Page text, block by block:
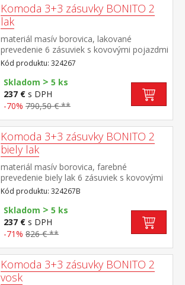
Komoda 3+3 zásuvky BONITO 2
lak
materiál masív borovica, lakované
prevedenie 6 zásuviek s kovovými pojazdmi
Kód produktu: 324267
Skladom > 5 ks
237 € s DPH
-70% 790,50 € **
Komoda 3+3 zásuvky BONITO 2
biely lak
materiál masív borovica, farebné
prevedenie biely lak 6 zásuviek s kovovými
pojazdmi
Kód produktu: 324267B
Skladom > 5 ks
237 € s DPH
-71% 826 € **
Komoda 3+3 zásuvky BONITO 2
vosk